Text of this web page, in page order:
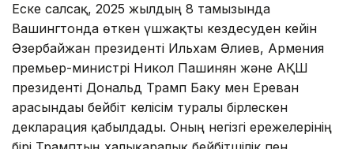
Еске салсақ, 2025 жылдың 8 тамызында
Вашингтонда өткен үшжақты кездесуден кейін
Әзербайжан президенті Ильхам Әлиев, Армения
премьер-министрі Никол Пашинян және АҚШ
президенті Дональд Трамп Баку мен Ереван
арасындағы бейбіт келісім туралы бірлескен
декларация қабылдады. Оның негізгі ережелерінің